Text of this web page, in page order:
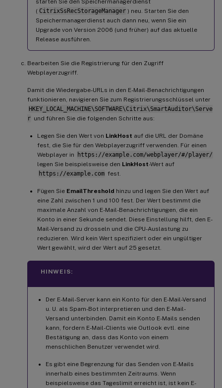
( CitrixSsRecStorageManager ) neu. Starten Sie den
Speichermanagerdienst auch dann neu, wenn Sie ein
Upgrade von Version 2006 (und früher) auf das aktuelle
Release ausführen.
Bearbeiten Sie die Registrierung für den Zugriff
Webplayerzugriff.
Damit die Wiedergabe-URLs in den E-Mail-Benachrichtigungen
funktionieren, navigieren Sie zum Registrierungsschlüssel unter
HKEY_LOCAL_MACHINE\SOFTWARE\Citrix\SmartAuditor\Serve
r und führen Sie die folgenden Schritte aus:
Legen Sie den Wert von LinkHost auf die URL der Domäne
fest, die Sie für den Webplayerzugriff verwenden. Für einen
Webplayer in
https://example.com/webplayer/#/player/
legen Sie beispielsweise den LinkHost-Wert auf
https://example.com fest.
Fügen Sie EmailThreshold hinzu und legen Sie den Wert auf
eine Zahl zwischen 1 und 100 fest. Der Wert bestimmt die
maximale Anzahl von E-Mail-Benachrichtigungen, die ein
Konto in einer Sekunde sendet. Diese Einstellung hilft, den E-
Mail-Versand zu drosseln und die CPU-Auslastung zu
reduzieren. Wird kein Wert spezifiziert oder ein ungültiger
Wert gewählt, wird der Wert auf 25 gesetzt.
HINWEIS:
Der E-Mail-Server kann ein Konto für den E-Mail-Versand
u. U. als Spam-Bot interpretieren und den E-Mail-
Versand unterbinden. Damit ein Konto E-Mails senden
kann, fordern E-Mail-Clients wie Outlook evtl. eine
Bestätigung an, dass das Konto von einem
menschlichen Benutzer verwendet wird.
Es gibt eine Begrenzung für das Senden von E-Mails
innerhalb eines bestimmten Zeitraums. Wenn
beispielsweise das Tageslimit erreicht ist, ist kein E-